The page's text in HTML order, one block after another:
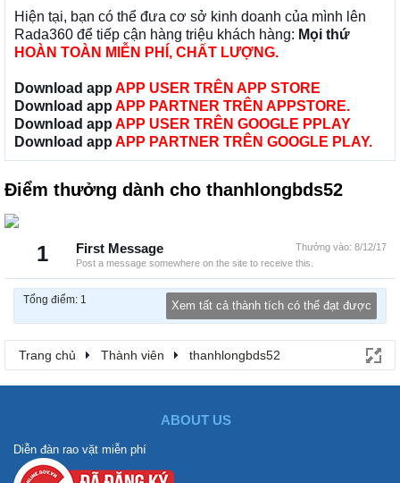
Hiện tại, bạn có thể đưa cơ sở kinh doanh của mình lên
Rada360 để tiếp cận hàng triệu khách hàng: Mọi thứ
HOÀN TOÀN MIỄN PHÍ, CHẤT LƯỢNG.
Download app APP USER TRÊN APP STORE
Download app APP PARTNER TRÊN APPSTORE.
Download app APP USER TRÊN GOOGLE PPLAY
Download app APP PARTNER TRÊN GOOGLE PLAY.
Điểm thưởng dành cho thanhlongbds52
1 Thưởng vào: 8/12/17
First Message
Post a message somewhere on the site to receive this.
Tổng điểm: 1 Xem tất cả thành tích có thể đạt được
Trang chủ Thành viên thanhlongbds52
ABOUT US
Diễn đàn rao vặt miễn phí